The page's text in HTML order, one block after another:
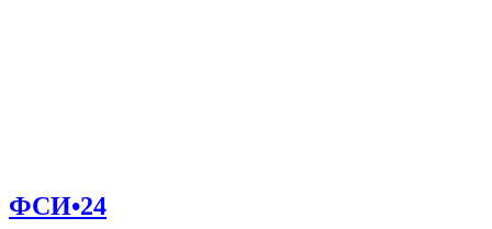
ФСИ•24